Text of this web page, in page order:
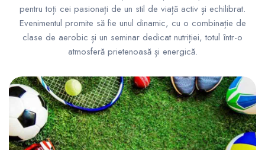
pentru toți cei pasionați de un stil de viață activ și echilibrat.
Evenimentul promite să fie unul dinamic, cu o combinație de
clase de aerobic și un seminar dedicat nutriției, totul într-o
atmosferă prietenoasă și energică.